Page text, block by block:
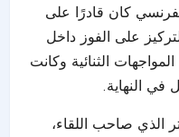
كان قادرًا على
على الفوز داخل
الثنائية وكانت
في النهاية.
الذي صاحب اللقاء،